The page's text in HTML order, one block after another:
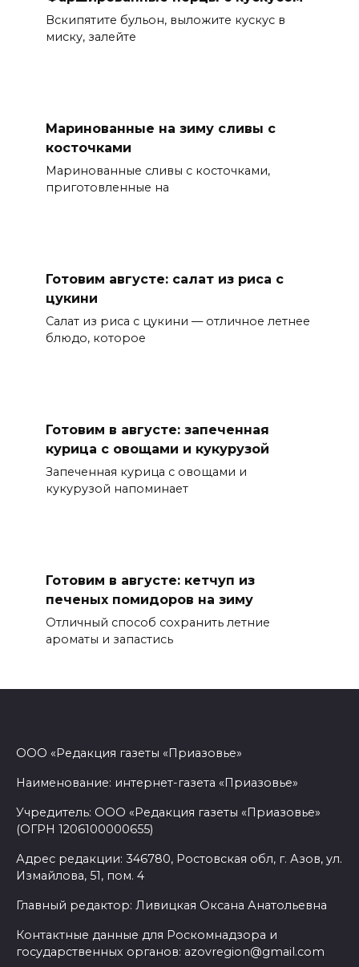
Вскипятите бульон, выложите кускус в
миску, залейте
Маринованные на зиму сливы с
косточками
Маринованные сливы с косточками,
приготовленные на
Готовим августе: салат из риса с
цукини
Салат из риса с цукини — отличное летнее
блюдо, которое
Готовим в августе: запеченная
курица с овощами и кукурузой
Запеченная курица с овощами и
кукурузой напоминает
Готовим в августе: кетчуп из
печеных помидоров на зиму
Отличный способ сохранить летние
ароматы и запастись
ООО «Редакция газеты «Приазовье»
Наименование: интернет-газета «Приазовье»
Учредитель: ООО «Редакция газеты «Приазовье»
(ОГРН 1206100000655)
Адрес редакции: 346780, Ростовская обл, г. Азов, ул.
Измайлова, 51, пом. 4
Главный редактор: Ливицкая Оксана Анатольевна
Контактные данные для Роскомнадзора и
государственных органов: azovregion@gmail.com